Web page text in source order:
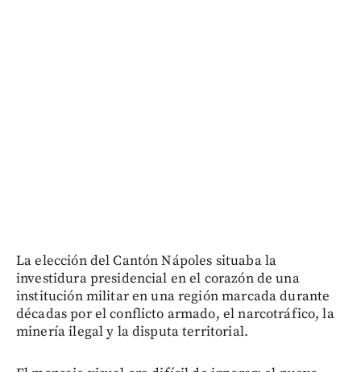
La elección del Cantón Nápoles situaba la
investidura presidencial en el corazón de una
institución militar en una región marcada durante
décadas por el conflicto armado, el narcotráfico, la
minería ilegal y la disputa territorial.